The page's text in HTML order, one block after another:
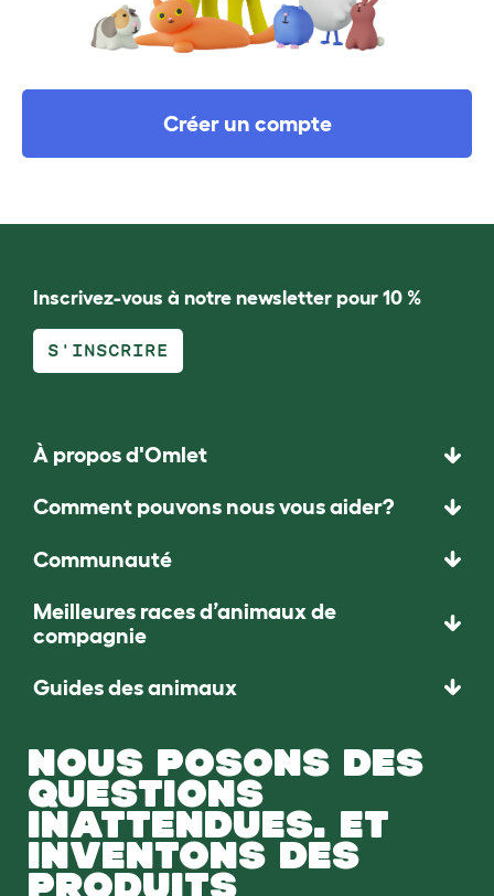
Créer un compte
Inscrivez-vous à notre newsletter pour 10 %
S'INSCRIRE
À propos d'Omlet
Comment pouvons nous vous aider?
Communauté
Meilleures races d’animaux de
compagnie
Guides des animaux
NOUS POSONS DES
QUESTIONS
INATTENDUES. ET
INVENTONS DES
PRODUITS